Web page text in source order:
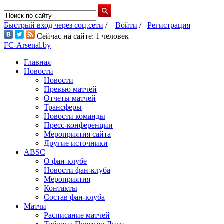
Быстрый вход через соц.сети / Войти / Регистрация
Сейчас на сайте: 1 человек
FC-Arsenal.by
Главная
Новости
Новости
Превью матчей
Отчеты матчей
Трансферы
Новости команды
Пресс-конференции
Мероприятия сайта
Другие источники
ABSC
О фан-клубе
Новости фан-клуба
Мероприятия
Контакты
Состав фан-клуба
Матчи
Расписание матчей